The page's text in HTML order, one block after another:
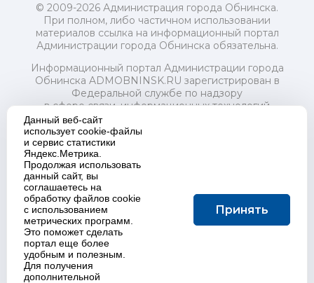
© 2009-2026 Администрация города Обнинска.
При полном, либо частичном использовании
материалов ссылка на информационный портал
Администрации города Обнинска обязательна.
Информационный портал Администрации города
Обнинска ADMOBNINSK.RU зарегистрирован в
Федеральной службе по надзору
в сфере связи, информационных технологий
и массовых коммуникаций (Роскомнадзор) 24 июля
2018 года.
Свидетельство о регистрации Эл № ФС77-73321
Учредитель: Администрация (исполнительно-
распорядительный орган) городского округа "Город
Обнинск". Главный редактор: Байкова Е.А.
Адрес электронной почты Редакции:
redactor@admobninsk.ru
Телефон Редакции: +7 (484) 395-85-85
Настоящий ресурс содержит материалы 18+
Политика в отношении обработки персональных
Данный веб-сайт
использует cookie-файлы
и сервис статистики
Яндекс.Метрика.
Продолжая использовать
данный сайт, вы
соглашаетесь на
обработку файлов cookie
с использованием
метрических программ.
Это поможет сделать
портал еще более
удобным и полезным.
Для получения
дополнительной
Принять